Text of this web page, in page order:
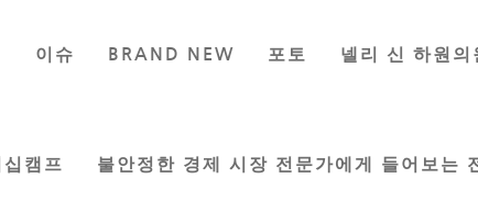
이슈 BRAND NEW 포토 넬리 신 하원의
십캠프 불안정한 경제 시장 전문가에게 들어보는
Nov 8, 2019 |시인이 보는 세상, 칼럼